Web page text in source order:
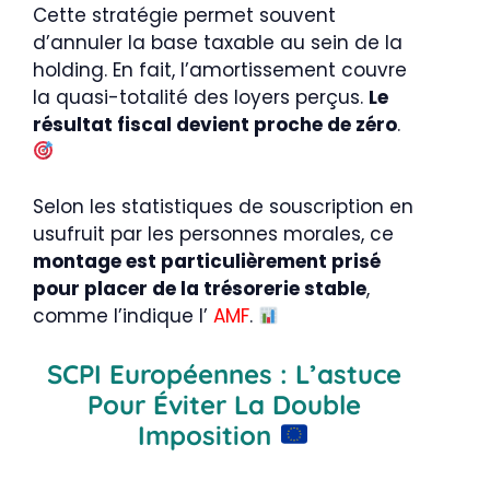
Cette stratégie permet souvent
d’annuler la base taxable au sein de la
holding. En fait, l’amortissement couvre
la quasi-totalité des loyers perçus. Le
résultat fiscal devient proche de zéro.
Selon les statistiques de souscription en
usufruit par les personnes morales, ce
montage est particulièrement prisé
pour placer de la trésorerie stable,
comme l’indique l’ AMF.
SCPI Européennes : L’astuce
Pour Éviter La Double
Imposition